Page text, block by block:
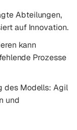
Abteilungen,
auf Innovation.
kann
Prozesse
des Modells: Agil
und